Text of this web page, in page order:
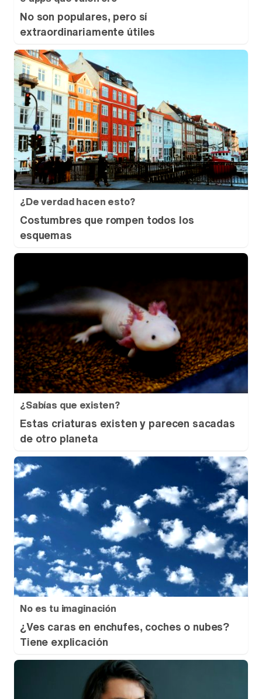
No son populares, pero sí
extraordinariamente útiles
¿De verdad hacen esto?
Costumbres que rompen todos los
esquemas
¿Sabías que existen?
Estas criaturas existen y parecen sacadas
de otro planeta
No es tu imaginación
¿Ves caras en enchufes, coches o nubes?
Tiene explicación